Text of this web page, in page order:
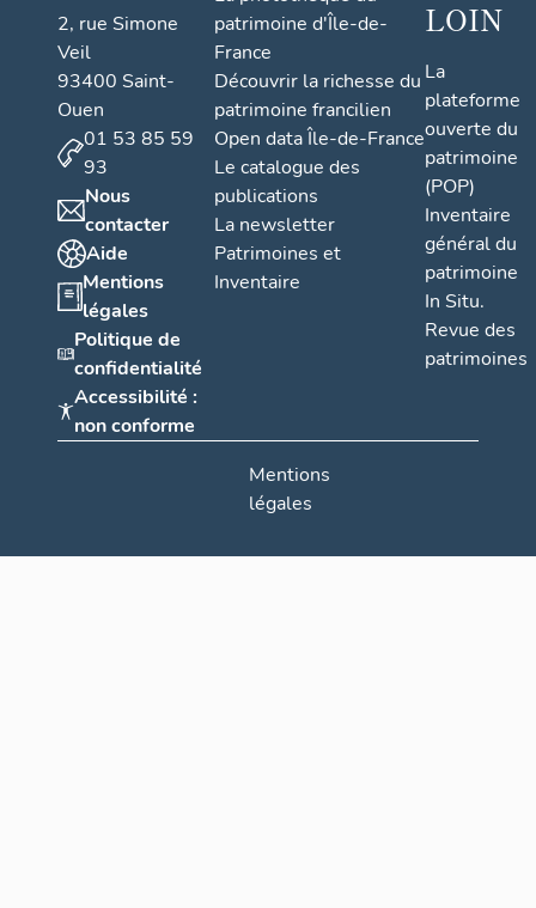
2, rue Simone
Veil
93400 Saint-
Ouen
01 53 85 59
93
Nous
contacter
Aide
Mentions
légales
Politique de
confidentialité
Accessibilité :
non conforme
patrimoine d'Île-de-
France
Découvrir la richesse du
patrimoine francilien
Open data Île-de-France
Le catalogue des
publications
La newsletter
Patrimoines et
Inventaire
LOIN
La
plateforme
ouverte du
patrimoine
(POP)
Inventaire
général du
patrimoine
In Situ.
Revue des
patrimoines
Mentions
légales